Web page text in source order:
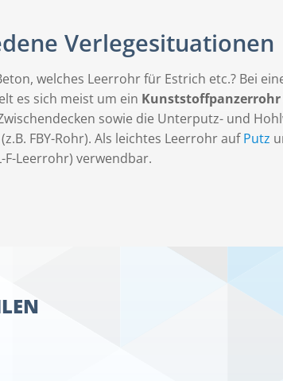
Verlegesituationen
welches Leerrohr für Estrich etc.? Bei
es sich meist um ein Kunststoffpanzerrohr
sowie die Unterputz- und
(z.B. FBY-Rohr). Als leichtes Leerrohr aufPutz
F-Leerrohr) verwendbar.